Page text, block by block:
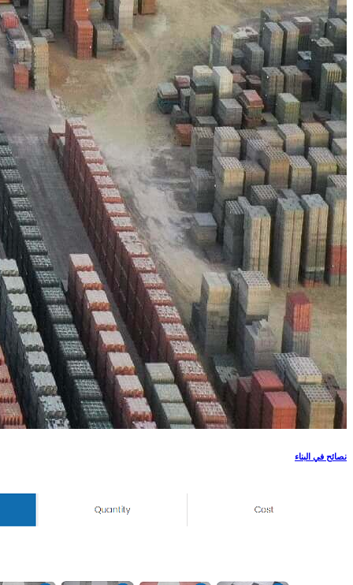
نصائح في البناء